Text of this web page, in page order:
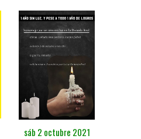
sáb 2 octubre 2021